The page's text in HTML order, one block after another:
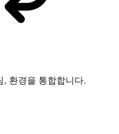
, 환경을 통합합니다.